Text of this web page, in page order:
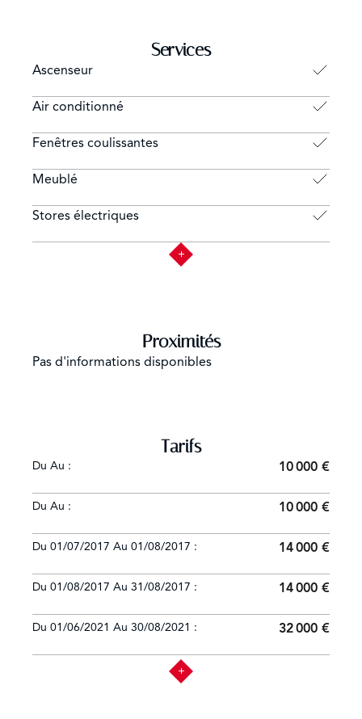
Services
Ascenseur
Air conditionné
Fenêtres coulissantes
Meublé
Stores électriques
Proximités
Pas d'informations disponibles
Tarifs
Du Au : 10 000 €
Du Au : 10 000 €
Du 01/07/2017 Au 01/08/2017 : 14 000 €
Du 01/08/2017 Au 31/08/2017 : 14 000 €
Du 01/06/2021 Au 30/08/2021 : 32 000 €